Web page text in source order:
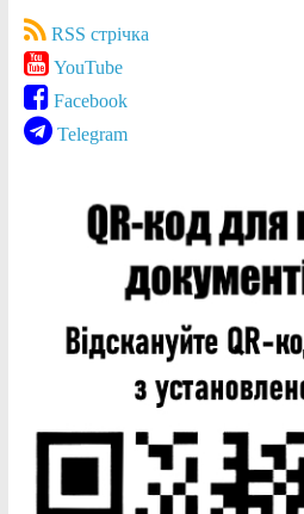
RSS стрічка
YouTube
Facebook
Telegram